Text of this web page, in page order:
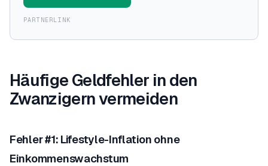
PARTNERLINK
Häufige Geldfehler in den
Zwanzigern vermeiden
Fehler #1: Lifestyle-Inflation ohne
Einkommenswachstum